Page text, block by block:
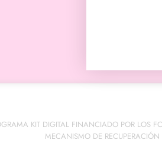
KIT DIGITAL FINANCIADO POR LOS
MECANISMO DE RECUPERACIÓN